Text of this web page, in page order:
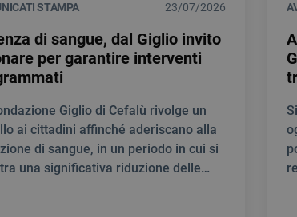
STAMPA 23/07/2026
di sangue, dal Giglio invito
per garantire interventi
Giglio di Cefalù rivolge un
ai cittadini affinché aderiscano alla
di sangue, in un periodo in cui si
una significativa riduzione delle